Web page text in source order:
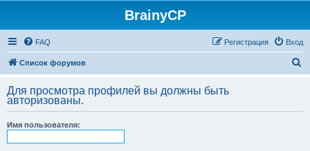
BrainyCP
FAQ Вход
Регистрация
Список форумов
с
Для просмотра профилей вы должны быть
авторизованы.
Имя пользователя: